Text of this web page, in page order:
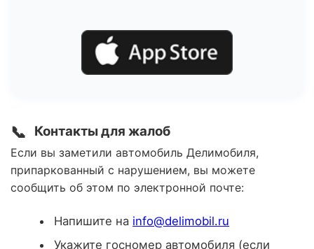
📞 Контакты для жалоб
Если вы заметили автомобиль Делимобиля,
припаркованный с нарушением, вы можете
сообщить об этом по электронной почте:
Напишите на info@delimobil.ru
Укажите госномер автомобиля (если